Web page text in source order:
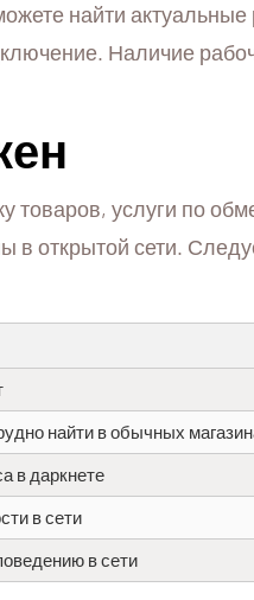
найти
Наличие
услуги по
открытой сети.
найти в обычных
в даркнете
в сети
в сети